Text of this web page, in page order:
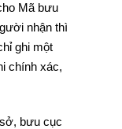
Mã bưu
nhận thì
ghi một
chính xác,
bưu cục